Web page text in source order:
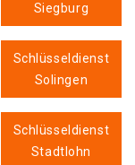
Siegburg
Schlüsseldienst
Solingen
Schlüsseldienst
Stadtlohn